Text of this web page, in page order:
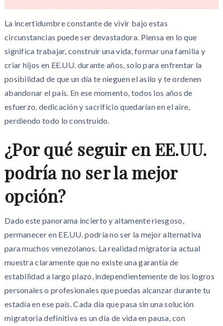
La incertidumbre constante de vivir bajo estas
circunstancias puede ser devastadora. Piensa en lo que
significa trabajar, construir una vida, formar una familia y
criar hijos en EE.UU. durante años, solo para enfrentar la
posibilidad de que un día te nieguen el asilo y te ordenen
abandonar el país. En ese momento, todos los años de
esfuerzo, dedicación y sacrificio quedarían en el aire,
perdiendo todo lo construido.
¿Por qué seguir en EE.UU.
podría no ser la mejor
opción?
Dado este panorama incierto y altamente riesgoso,
permanecer en EE.UU. podría no ser la mejor alternativa
para muchos venezolanos. La realidad migratoria actual
muestra claramente que no existe una garantía de
estabilidad a largo plazo, independientemente de los logros
personales o profesionales que puedas alcanzar durante tu
estadía en ese país. Cada día que pasa sin una solución
migratoria definitiva es un día de vida en pausa, con